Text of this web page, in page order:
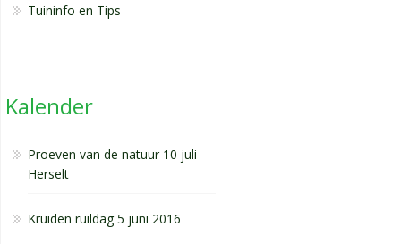
Tuininfo en Tips
Kalender
Proeven van de natuur 10 juli
Herselt
Kruiden ruildag 5 juni 2016